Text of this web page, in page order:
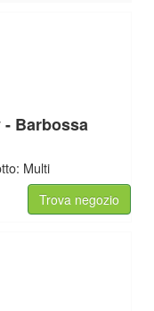
- Barbossa
Multi
Trova negozio